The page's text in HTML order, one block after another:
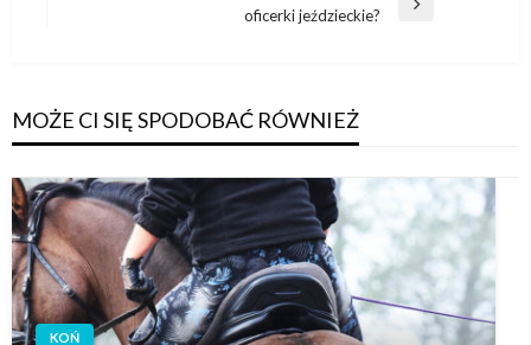
oficerki jeździeckie?
MOŻE CI SIĘ SPODOBAĆ RÓWNIEŻ
KOŃ